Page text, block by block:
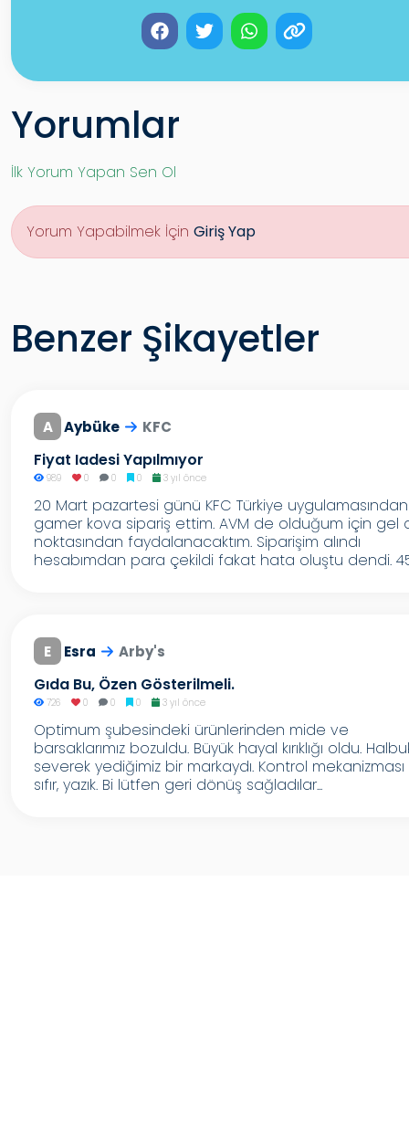
Yorumlar
İlk Yorum Yapan Sen Ol
Yorum Yapabilmek İçin Giriş Yap
Benzer Şikayetler
A Aybüke KFC
Fiyat Iadesi Yapılmıyor
989 0 0 0 3 yıl önce
20 Mart pazartesi günü KFC Türkiye uygulamasından
gamer kova sipariş ettim. AVM de olduğum için gel
noktasından faydalanacaktım. Siparişim alındı
hesabımdan para çekildi fakat hata oluştu dendi.
E Esra Arby's
Gıda Bu, Özen Gösterilmeli.
726 0 0 0 3 yıl önce
Optimum şubesindeki ürünlerinden mide ve
barsaklarımız bozuldu. Büyük hayal kırıklığı oldu.
severek yediğimiz bir markaydı. Kontrol mekanizması
sıfır, yazık. Bi lütfen geri dönüş sağladılar...